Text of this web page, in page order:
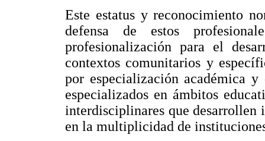
Este estatus y reconocimiento
defensa de estos
profesionalización para el
contextos comunitarios y
por especialización académica y
especializados en ámbitos
interdisciplinares que desarrollen
en la multiplicidad de